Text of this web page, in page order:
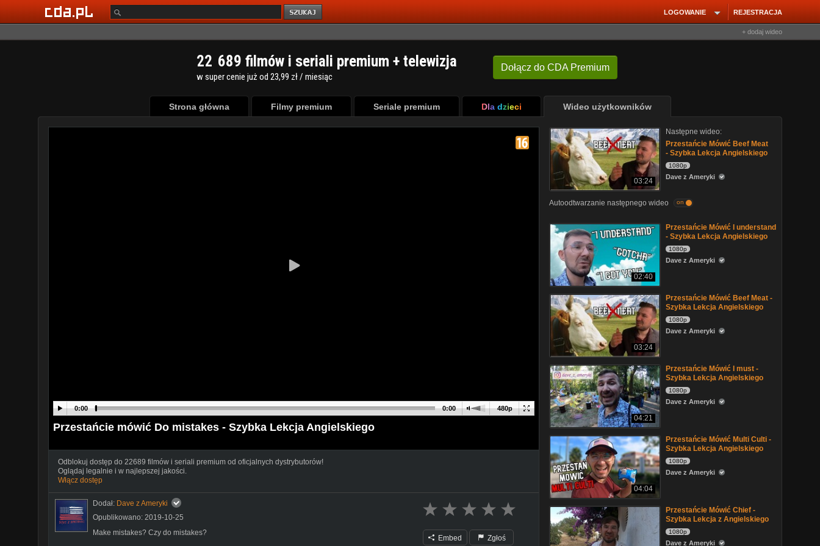
REJESTRACJA
LOGOWANIE
+ dodaj wideo
Dołącz do CDA Premium
22 689 filmów i seriali premium + telewizja
w super cenie już od 23,99 zł / miesiąc
Strona główna Filmy premium Seriale premium Dla dzieci Wideo użytkowników
480p
0:00 0:00
Przestańcie mówić Do mistakes - Szybka Lekcja Angielskiego
Odblokuj dostęp do 22689 filmów i seriali premium od oficjalnych dystrybutorów!
Oglądaj legalnie i w najlepszej jakości.
Włącz dostęp
Dodał: Dave z Ameryki
Opublikowano: 2019-10-25
Make mistakes? Czy do mistakes?
Embed Zgłoś
03:24
Następne wideo:
Przestańcie Mówić Beef Meat
- Szybka Lekcja Angielskiego
1080p
Dave z Ameryki
Autoodtwarzanie następnego wideo on
02:40
Przestańcie Mówić I understand
- Szybka Lekcja Angielskiego
1080p
Dave z Ameryki
03:24
Przestańcie Mówić Beef Meat -
Szybka Lekcja Angielskiego
1080p
Dave z Ameryki
04:21
Przestańcie Mówić I must -
Szybka Lekcja Angielskiego
1080p
Dave z Ameryki
04:04
Przestańcie Mówić Multi Culti -
Szybka Lekcja Angielskiego
1080p
Dave z Ameryki
Przestańcie Mówić Chief -
Szybka Lekcja z Angielskiego
1080p
Dave z Ameryki